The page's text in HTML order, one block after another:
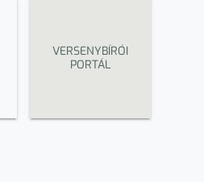
VERSENYBÍRÓI
PORTÁL